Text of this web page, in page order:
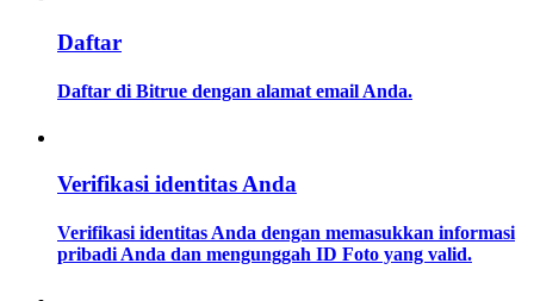
Strategi perdagangan
Daftar
Daftar di Bitrue dengan alamat email Anda.
Verifikasi identitas Anda
Verifikasi identitas Anda dengan memasukkan informasi
pribadi Anda dan mengunggah ID Foto yang valid.